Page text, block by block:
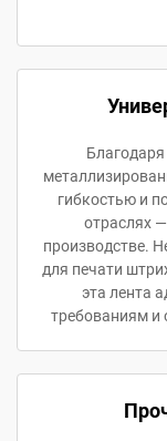
гибкостью и
отраслях
производстве.
для печати
эта лента
требованиям и